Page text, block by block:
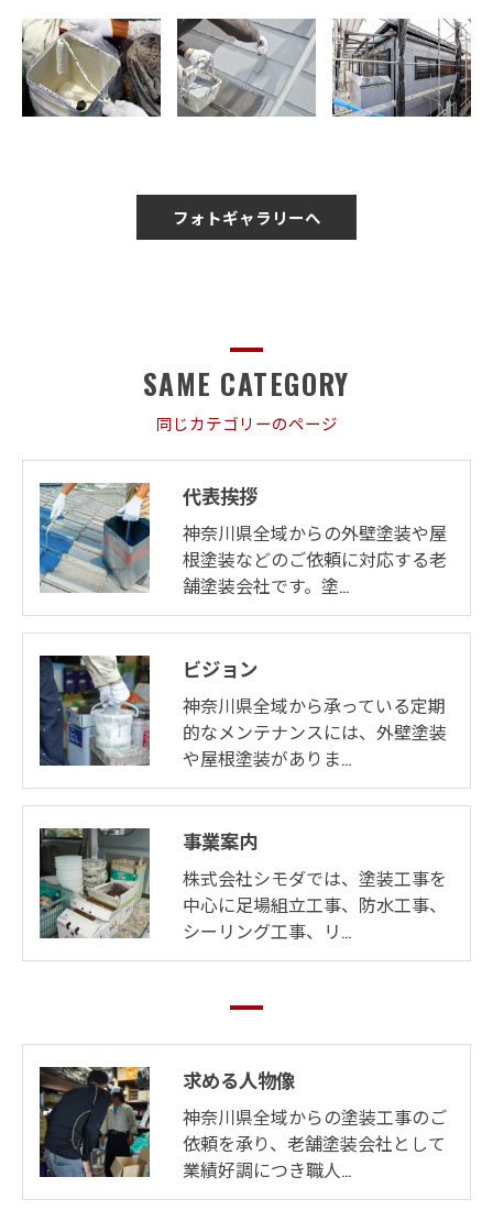
フォトギャラリーへ
同じカテゴリーのページ
SAME CATEGORY
代表挨拶
神奈川県全域からの外壁塗装や屋
根塗装などのご依頼に対応する老
舗塗装会社です。塗…
ビジョン
神奈川県全域から承っている定期
的なメンテナンスには、外壁塗装
や屋根塗装がありま…
事業案内
株式会社シモダでは、塗装工事を
中心に足場組立工事、防水工事、
シーリング工事、リ…
求める人物像
神奈川県全域からの塗装工事のご
依頼を承り、老舗塗装会社として
業績好調につき職人…